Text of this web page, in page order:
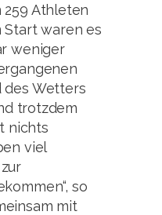
Athleten
Start waren es
weniger
des Wetters
trotzdem
nichts
viel
so
mit